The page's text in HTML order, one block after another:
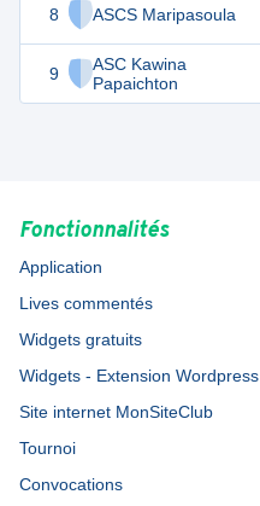
8 ASCS Maripasoula
9
ASC Kawina
Papaichton
0
Fonctionnalités
Application
Lives commentés
Widgets gratuits
Widgets - Extension Wordpress
Site internet MonSiteClub
Tournoi
Convocations